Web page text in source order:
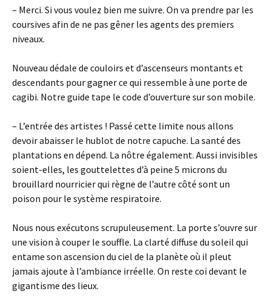
– Merci. Si vous voulez bien me suivre. On va prendre par les
coursives afin de ne pas gêner les agents des premiers
niveaux.
Nouveau dédale de couloirs et d’ascenseurs montants et
descendants pour gagner ce qui ressemble à une porte de
cagibi. Notre guide tape le code d’ouverture sur son mobile.
– L’entrée des artistes ! Passé cette limite nous allons
devoir abaisser le hublot de notre capuche. La santé des
plantations en dépend. La nôtre également. Aussi invisibles
soient-elles, les gouttelettes d’à peine 5 microns du
brouillard nourricier qui règne de l’autre côté sont un
poison pour le système respiratoire.
Nous nous exécutons scrupuleusement. La porte s’ouvre sur
une vision à couper le souffle. La clarté diffuse du soleil qui
entame son ascension du ciel de la planète où il pleut
jamais ajoute à l’ambiance irréelle. On reste coi devant le
gigantisme des lieux.